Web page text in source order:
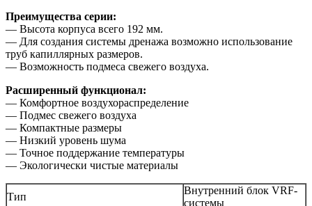
Преимущества серии:
— Высота корпуса всего 192 мм.
— Для создания системы дренажа возможно использование
труб капиллярных размеров.
— Возможность подмеса свежего воздуха.
Расширенный функционал:
— Комфортное воздухораспределение
— Подмес свежего воздуха
— Компактные размеры
— Низкий уровень шума
— Точное поддержание температуры
— Экологически чистые материалы
Тип
Внутренний блок VRF-
системы